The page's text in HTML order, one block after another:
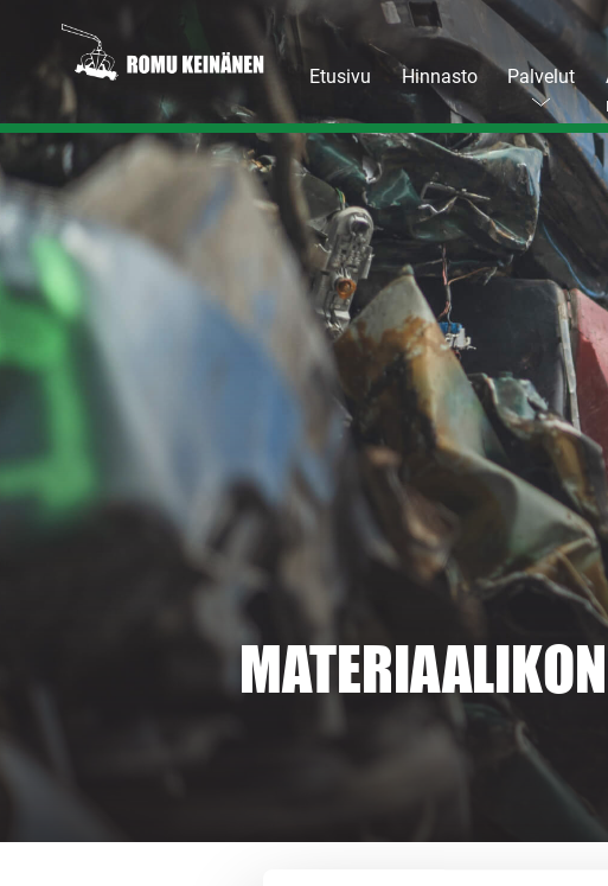
Etusivu Hinnasto Palvelut